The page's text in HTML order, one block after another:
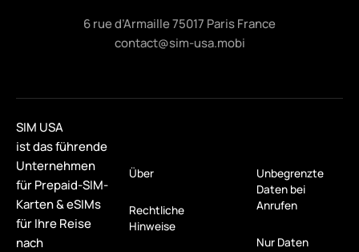
6 rue d’Armaille 75017 Paris France
contact@sim-usa.mobi
SIM USA
ist das führende
Unternehmen
für Prepaid-SIM-
Karten & eSIMs
für Ihre Reise
nach
Über
Rechtliche
Hinweise
Unbegrenzte
Daten bei
Anrufen
Nur Daten